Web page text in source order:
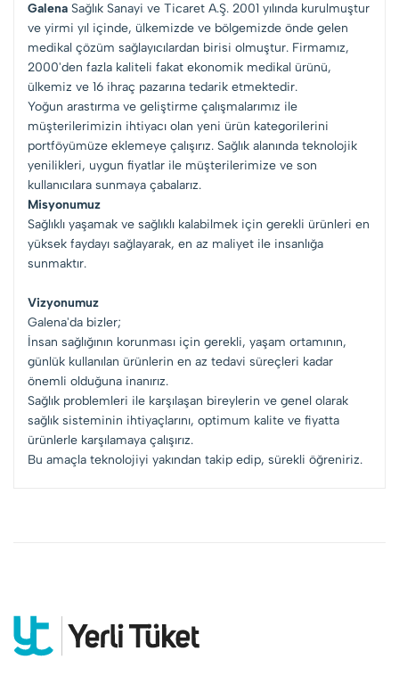
Galena Sağlık Sanayi ve Ticaret A.Ş. 2001 yılında kurulmuştur
ve yirmi yıl içinde, ülkemizde ve bölgemizde önde gelen
medikal çözüm sağlayıcılardan birisi olmuştur. Firmamız,
2000'den fazla kaliteli fakat ekonomik medikal ürünü,
ülkemiz ve 16 ihraç pazarına tedarik etmektedir.
Yoğun arastırma ve geliştirme çalışmalarımız ile
müşterilerimizin ihtiyacı olan yeni ürün kategorilerini
portföyümüze eklemeye çalışırız. Sağlık alanında teknolojik
yenilikleri, uygun fiyatlar ile müşterilerimize ve son
kullanıcılara sunmaya çabalarız.
Misyonumuz
Sağlıklı yaşamak ve sağlıklı kalabilmek için gerekli ürünleri en
yüksek faydayı sağlayarak, en az maliyet ile insanlığa
sunmaktır.
Vizyonumuz
Galena'da bizler;
İnsan sağlığının korunması için gerekli, yaşam ortamının,
günlük kullanılan ürünlerin en az tedavi süreçleri kadar
önemli olduğuna inanırız.
Sağlık problemleri ile karşılaşan bireylerin ve genel olarak
sağlık sisteminin ihtiyaçlarını, optimum kalite ve fiyatta
ürünlerle karşılamaya çalışırız.
Bu amaçla teknolojiyi yakından takip edip, sürekli öğreniriz.